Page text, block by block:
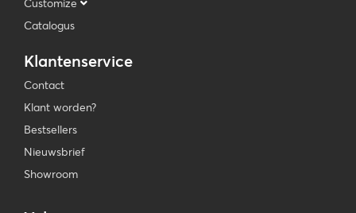
Customize
Catalogus
Klantenservice
Contact
Klant worden?
Bestsellers
Nieuwsbrief
Showroom